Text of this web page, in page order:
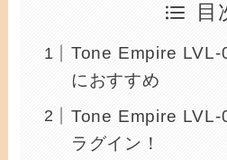
目
Tone Empire
におすすめ
Tone Empire
ラグイン！